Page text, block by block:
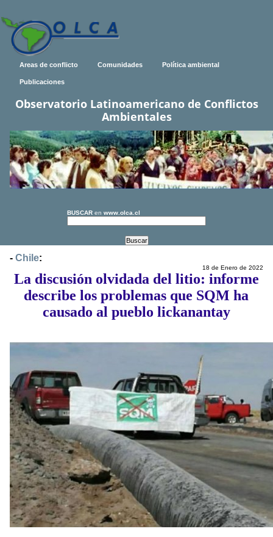
Areas de conflicto Comunidades Política ambiental
Publicaciones
Observatorio Latinoamericano de Conflictos
Ambientales
BUSCAR en www.olca.cl
- Chile:
18 de Enero de 2022
La discusión olvidada del litio: informe
describe los problemas que SQM ha
causado al pueblo lickanantay